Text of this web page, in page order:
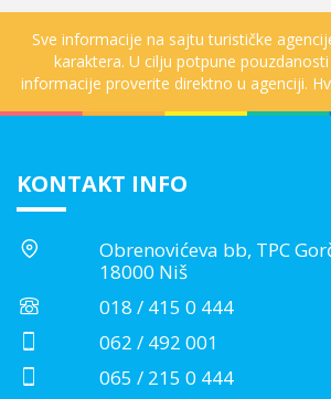
Sve informacije na sajtu turističke
karaktera. U cilju potpune
informacije proverite direktno u agenciji.
KONTAKT INFO
Obrenovićeva bb, TPC
18000 Niš
018 / 415 0 444
062 / 492 001
065 / 215 0 444